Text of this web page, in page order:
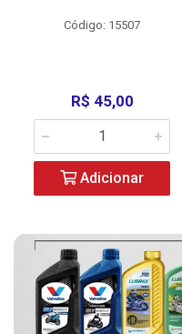
Código: 15507
R$ 45,00
Adicionar